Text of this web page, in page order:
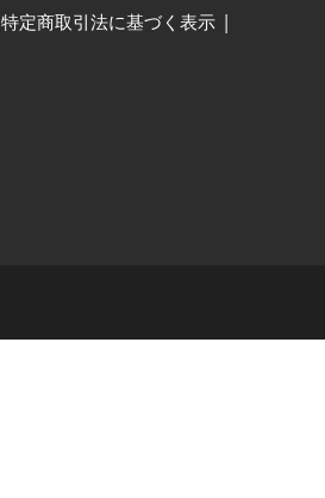
特定商取引法に基づく表示